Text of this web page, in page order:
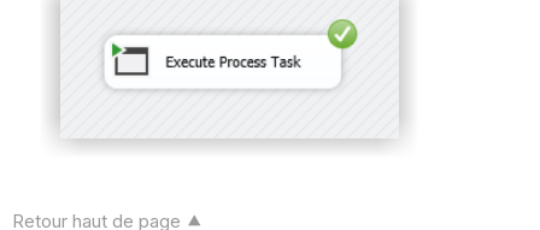
Retour haut de page